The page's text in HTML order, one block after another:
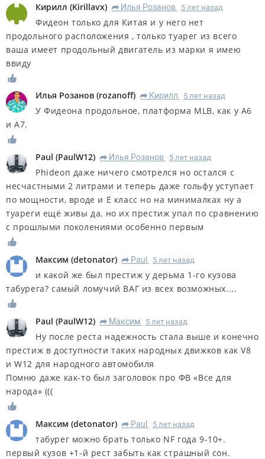
Кирилл (Kirillavx) R Илья Розанов 5 лет назад
Фидеон только для Китая и у него нет
продольного расположения , только туарег из всего
ваша имеет продольный двигатель из марки я имею
ввиду
Илья Розанов (rozanoff) R Кирилл 5 лет назад
У Фидеона продольное, платформа MLB, как у А6
и А7.
Paul (PaulW12) R Илья Розанов 5 лет назад
Phideon даже ничего смотрелся но остался с
несчастными 2 литрами и теперь даже гольфу уступает
по мощности, вроде и Е класс но на минималках ну а
туареги ещё живы да, но их престиж упал по сравнению
с прошлыми поколениями особенно первым
Максим (detonator) R Paul 5 лет назад
и какой же был престиж у дерьма 1-го кузова
табурега? самый ломучий ВАГ из всех возможных....
Paul (PaulW12) R Максим 5 лет назад
Ну после реста надежность стала выше и конечно
престиж в доступности таких народных движков как V8
и W12 для народного автомобиля
Помню даже как-то был заголовок про ФВ «Все для
народа» (((
Максим (detonator) R Paul 5 лет назад
табурег можно брать только NF года 9-10+.
первый кузов +1-й рест забыть как страшный сон.